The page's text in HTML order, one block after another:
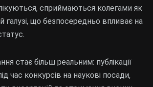
сприймаються колегами як
галузі, що безпосередньо впливає на
стає більш реальним: публікації
час конкурсів на наукові посади,